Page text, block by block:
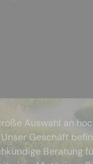
Auswahl an
Geschäft
Beratung